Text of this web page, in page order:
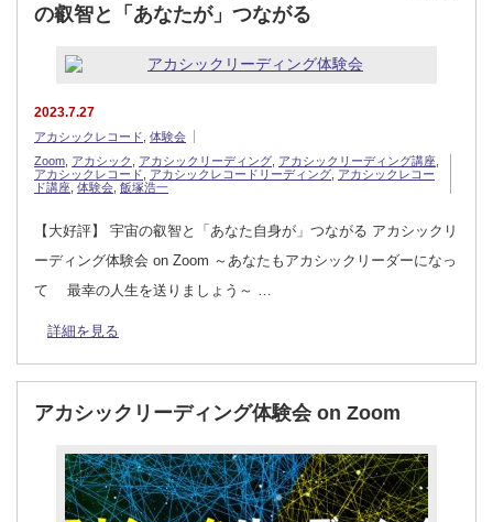
の叡智と「あなたが」つながる
2023.7.27
アカシックレコード 体験会
Zoom アカシック アカシックリーディング アカシックリーディング講座
アカシックレコード
アカシックレコードリーディング アカシックレコー
ド講座 体験会 飯塚浩一
【大好評】 宇宙の叡智と「あなた自身が」つながる アカシックリ
ーディング体験会 on Zoom ～あなたもアカシックリーダーになっ
て 最幸の人生を送りましょう～ …
詳細を見る
アカシックリーディング体験会 on Zoom